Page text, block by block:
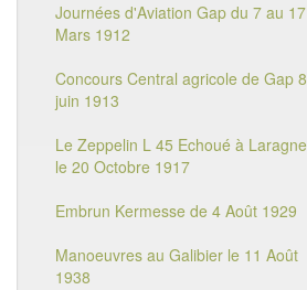
Journées d'Aviation Gap du 7 au 17
Mars 1912
Concours Central agricole de Gap 8
juin 1913
Le Zeppelin L 45 Echoué à Laragne
le 20 Octobre 1917
Embrun Kermesse de 4 Août 1929
Manoeuvres au Galibier le 11 Août
1938